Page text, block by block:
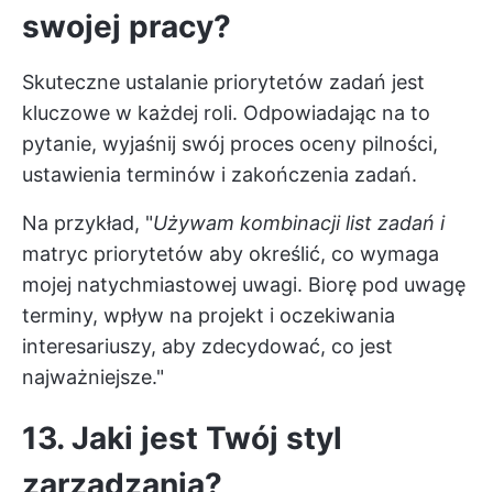
swojej pracy?
Skuteczne ustalanie priorytetów zadań jest
kluczowe w każdej roli. Odpowiadając na to
pytanie, wyjaśnij swój proces oceny pilności,
ustawienia terminów i zakończenia zadań.
Na przykład, "Używam kombinacji list zadań i
matryc priorytetów aby określić, co wymaga
mojej natychmiastowej uwagi. Biorę pod uwagę
terminy, wpływ na projekt i oczekiwania
interesariuszy, aby zdecydować, co jest
najważniejsze."
13. Jaki jest Twój styl
zarządzania?